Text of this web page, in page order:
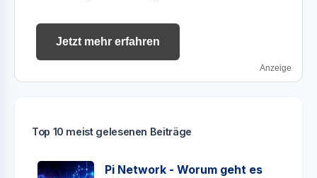
Jetzt mehr erfahren
Anzeige
Top 10 meist gelesenen Beiträge
Pi Network - Worum geht es